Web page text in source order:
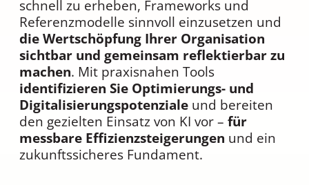
schnell zu erheben, Frameworks und
Referenzmodelle sinnvoll einzusetzen und
die Wertschöpfung Ihrer Organisation
sichtbar und gemeinsam reflektierbar zu
machen. Mit praxisnahen Tools
identifizieren Sie Optimierungs- und
Digitalisierungspotenziale und bereiten
den gezielten Einsatz von KI vor – für
messbare Effizienzsteigerungen und ein
zukunftssicheres Fundament.